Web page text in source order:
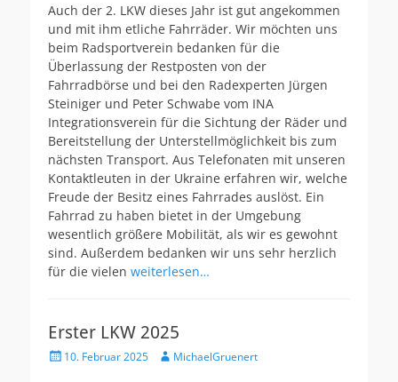
Auch der 2. LKW dieses Jahr ist gut angekommen
und mit ihm etliche Fahrräder. Wir möchten uns
beim Radsportverein bedanken für die
Überlassung der Restposten von der
Fahrradbörse und bei den Radexperten Jürgen
Steiniger und Peter Schwabe vom INA
Integrationsverein für die Sichtung der Räder und
Bereitstellung der Unterstellmöglichkeit bis zum
nächsten Transport. Aus Telefonaten mit unseren
Kontaktleuten in der Ukraine erfahren wir, welche
Freude der Besitz eines Fahrrades auslöst. Ein
Fahrrad zu haben bietet in der Umgebung
wesentlich größere Mobilität, als wir es gewohnt
sind. Außerdem bedanken wir uns sehr herzlich
für die vielen weiterlesen…
Erster LKW 2025
Veröffentlicht
10. Februar 2025 AutorMichaelGruenert